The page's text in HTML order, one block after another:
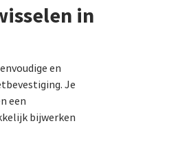
in
en
Je
een
bijwerken